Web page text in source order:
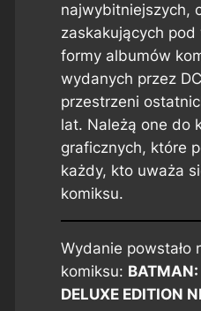
najwybitniejszych,
zaskakujących
formy albumów
wydanych przez
przestrzeni
lat. Należą one do
graficznych, które
każdy, kto uważa
komiksu.
Wydanie powstało
komiksu:
DELUXE EDITION